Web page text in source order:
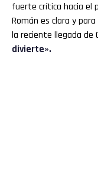
fuerte crítica hacia el
Román es clara y
la reciente llegada de
divierte».